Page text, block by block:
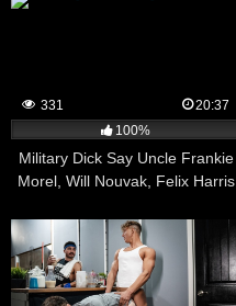
331
20:37
100%
Military Dick Say Uncle Frankie
Morel, Will Nouvak, Felix Harris